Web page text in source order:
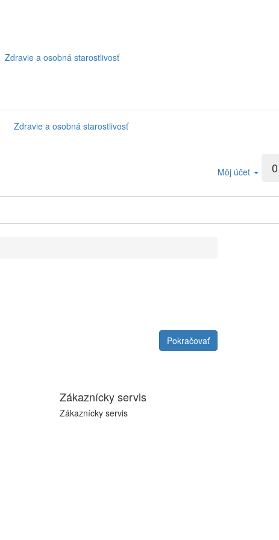
Zdravie a osobná starostlivosť
Zdravie a osobná starostlivosť
0
Môj účet
Pokračovať
Zákaznícky servis
Zákaznícky servis